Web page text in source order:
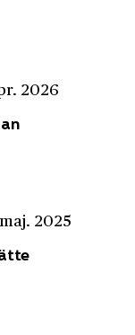
2026
2025